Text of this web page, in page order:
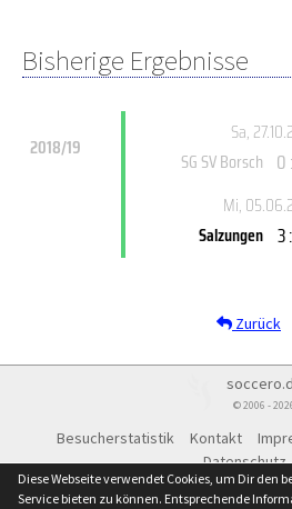
Bisherige Ergebnisse
2018/19
Sa,
SG SV Borsch 0
Mi,
Salzungen 3
Zurück
© 2006 -
Besucherstatistik Kontakt
Datenschutz
Diese Webseite verwendet Cookies, um Dir den
Service bieten zu können. Entsprechende